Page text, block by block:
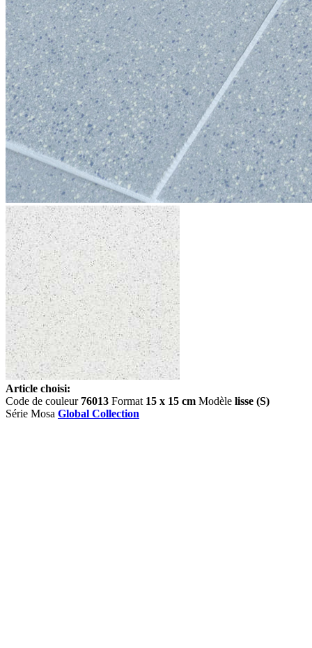
Article choisi:
Code de couleur 76013 Format 15 x 15 cm Modèle lisse (S)
Série Mosa Global Collection